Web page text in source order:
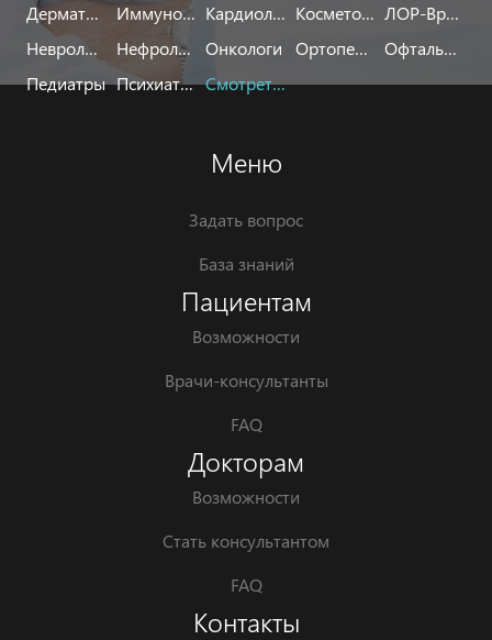
Дерматологи
Иммунологи Кардиологи Косметологи
ЛОР-Врачи
Неврологи
Нефрологи Онкологи Ортопеды
Офтальмологи
Педиатры
Психиатры Смотреть все
Меню
Задать вопрос
База знаний
Пациентам
Возможности
Врачи-консультанты
FAQ
Докторам
Возможности
Стать консультантом
FAQ
Контакты